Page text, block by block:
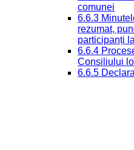
comunei
6.6.3
rezumat,
participanți
6.6.4
Consiliului
6.6.5